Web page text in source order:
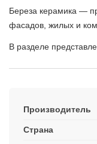
Береза керамика —
фасадов, жилых и
В разделе
Производитель
Страна